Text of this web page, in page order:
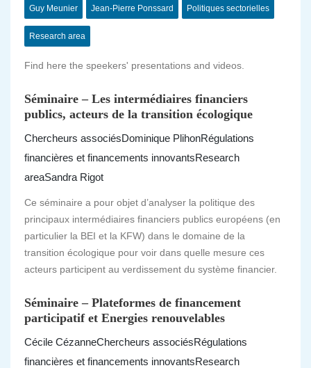
Guy Meunier Jean-Pierre Ponssard Politiques sectorielles
Research area
Find here the speekers' presentations and videos.
Séminaire – Les intermédiaires financiers
publics, acteurs de la transition écologique
Chercheurs associésDominique PlihonRégulations
financières et financements innovantsResearch
areaSandra Rigot
Ce séminaire a pour objet d’analyser la politique des
principaux intermédiaires financiers publics européens (en
particulier la BEI et la KFW) dans le domaine de la
transition écologique pour voir dans quelle mesure ces
acteurs participent au verdissement du système financier.
Séminaire – Plateformes de financement
participatif et Energies renouvelables
Cécile CézanneChercheurs associésRégulations
financières et financements innovantsResearch